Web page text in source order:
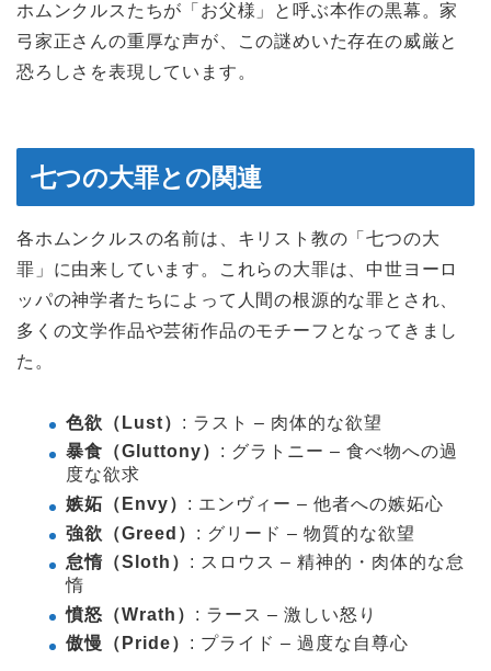
ホムンクルスたちが「お父様」と呼ぶ本作の黒幕。家
弓家正さんの重厚な声が、この謎めいた存在の威厳と
恐ろしさを表現しています。
七つの大罪との関連
各ホムンクルスの名前は、キリスト教の「七つの大
罪」に由来しています。これらの大罪は、中世ヨーロ
ッパの神学者たちによって人間の根源的な罪とされ、
多くの文学作品や芸術作品のモチーフとなってきまし
た。
色欲（Lust） : ラスト – 肉体的な欲望
暴食（Gluttony） : グラトニー – 食べ物への過
度な欲求
嫉妬（Envy） : エンヴィー – 他者への嫉妬心
強欲（Greed） : グリード – 物質的な欲望
怠惰（Sloth） : スロウス – 精神的・肉体的な怠
惰
憤怒（Wrath） : ラース – 激しい怒り
傲慢（Pride） : プライド – 過度な自尊心